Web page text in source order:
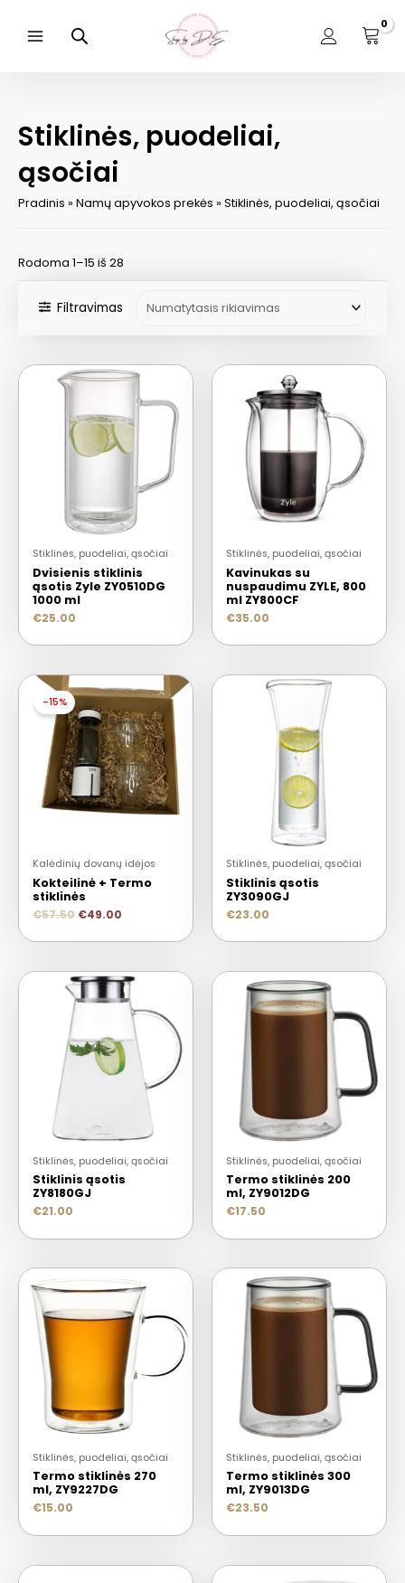
turinio
Stiklinės, puodeliai,
ąsočiai
Pradinis » Namų apyvokos prekės » Stiklinės, puodeliai, ąsočiai
Rodoma 1–15 iš 28
Filtravimas
Stiklinės, puodeliai, ąsočiai
Dvisienis stiklinis
ąsotis Zyle ZY0510DG
1000 ml
€25.00
Stiklinės, puodeliai, ąsočiai
Kavinukas su
nuspaudimu ZYLE, 800
ml ZY800CF
€35.00
-15%
Kalėdinių dovanų idėjos
Kokteilinė + Termo
stiklinės
€57.50 €49.00
Stiklinės, puodeliai, ąsočiai
Stiklinis ąsotis
ZY3090GJ
€23.00
Stiklinės, puodeliai, ąsočiai
Stiklinis ąsotis
ZY8180GJ
€21.00
Stiklinės, puodeliai, ąsočiai
Termo stiklinės 200
ml, ZY9012DG
€17.50
Stiklinės, puodeliai, ąsočiai
Termo stiklinės 270
ml, ZY9227DG
€15.00
Stiklinės, puodeliai, ąsočiai
Termo stiklinės 300
ml, ZY9013DG
€23.50